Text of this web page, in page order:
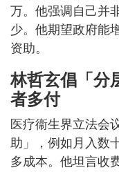
万。他强调自己并
少。他期望政府能
资助。
林哲玄倡「分
者多付
医疗衞生界立法会
助」，例如月入数
多成本。他坦言收